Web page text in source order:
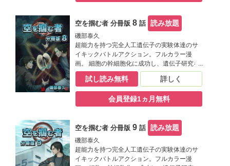
目指すものとなりつつある。 十曜化学製薬に
造られた完全人工遺伝子の実験体で超能力を
持つ青年クロウ。彼はある日、もう一人の自
分の存在を感じようになる。
空を掴む者 分冊版8話 読み放題
磯部泰久
超能力を持つ完全人工遺伝子の実験体達のサ
イキックバトルアクション。フルカラー漫
画。 細胞の幹細胞化に成功し、遺伝子研究を
飛躍的に進めた十曜化学製薬。遺伝子の解明
によって知能、運動能力、共感性等、人の能
力を高める事ができ、ついには超能力を持つ
遺伝子まで開発した。十曜化学製薬の研究は
目指すものとなりつつある。 十曜化学製薬に
造られた完全人工遺伝子の実験体で超能力を
持つ青年クロウ。彼はある日、もう一人の自
分の存在を感じようになる。
試し読み無料 詳しく
会員登録1ヵ月無料
空を掴む者 分冊版9話 読み放題
磯部泰久
超能力を持つ完全人工遺伝子の実験体達のサ
イキックバトルアクション。フルカラー漫